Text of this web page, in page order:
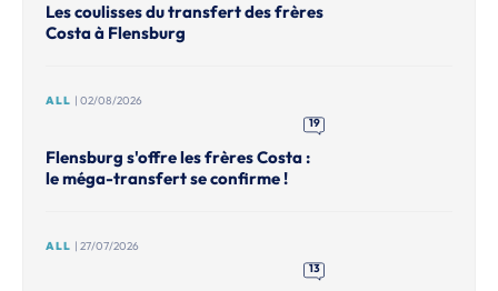
Les coulisses du transfert des frères
Costa à Flensburg
ALL | 02/08/2026
19
Flensburg s'offre les frères Costa :
le méga-transfert se confirme !
ALL | 27/07/2026
13